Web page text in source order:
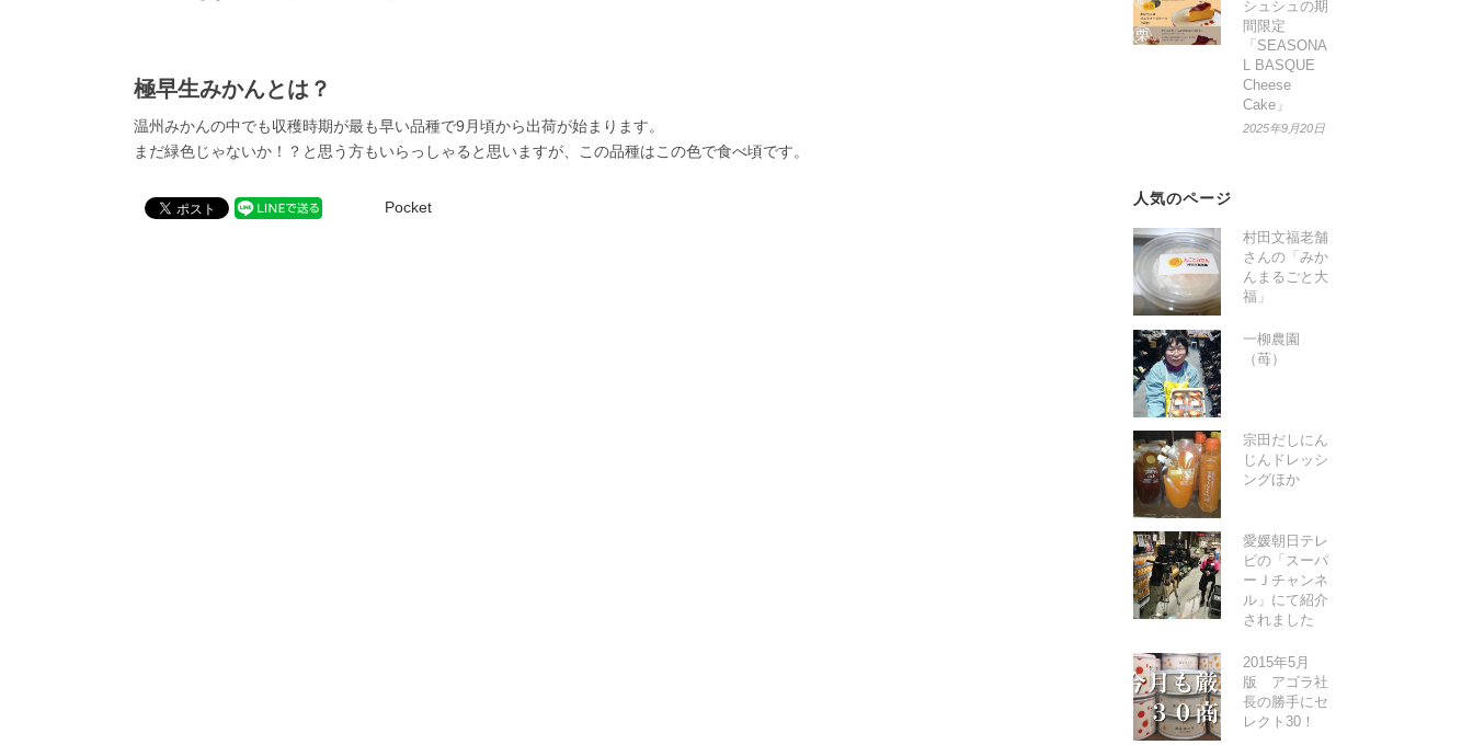
極早生みかんとは？
温州みかんの中でも収穫時期が最も早い品種で9月頃から出荷が始まります。
まだ緑色じゃないか！？と思う方もいらっしゃると思いますが、この品種はこの色で食べ頃です。
Pocket
シュシュの期
間限定
「SEASONA
L BASQUE
Cheese
Cake」
2025年9月20日
人気のページ
村田文福老舗
さんの「みか
んまるごと大
福」
一柳農園
（苺）
宗田だしにん
じんドレッシ
ングほか
愛媛朝日テレ
ビの「スーパ
ーＪチャンネ
ル」にて紹介
されました
2015年5月
版 アゴラ社
長の勝手にセ
レクト30！